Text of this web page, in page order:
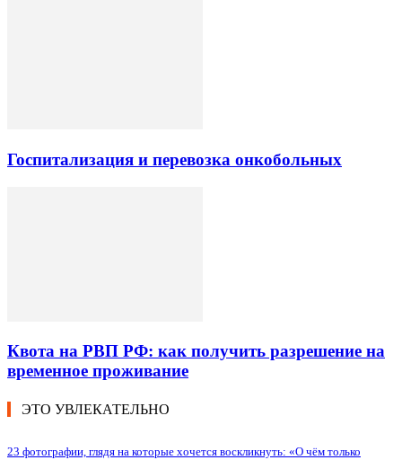
Госпитализация и перевозка онкобольных
Квота на РВП РФ: как получить разрешение на
временное проживание
ЭТО УВЛЕКАТЕЛЬНО
23 фотографии, глядя на которые хочется воскликнуть: «О чём только